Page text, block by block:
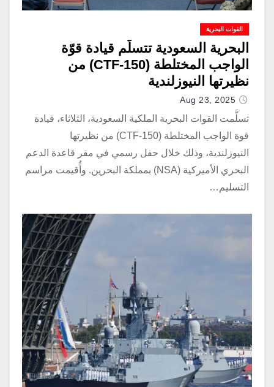
القوات البحرية
البحرية السعودية تتسلّم قيادة قوّة
الواجب المختلطة (CTF-150) من
نظيرتها النيوزلندية
Aug 23, 2025
تسلَّمت القوات البحرية الملكية السعودية، الثلاثاء، قيادة
قوة الواجب المختلطة (CTF-150) من نظيرتها
النيوزلندية، وذلك خلال حفل رسمي في مقر قاعدة الدعم
البحري الأميركية (NSA) بمملكة البحرين. وأُقيمت مراسم
التسليم…